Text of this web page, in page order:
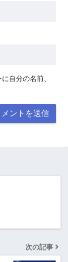
自分の名前、
次の記事